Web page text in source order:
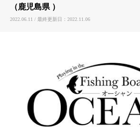
（鹿児島県 ）
2022.06.11 / 最終更新日：2022.11.06